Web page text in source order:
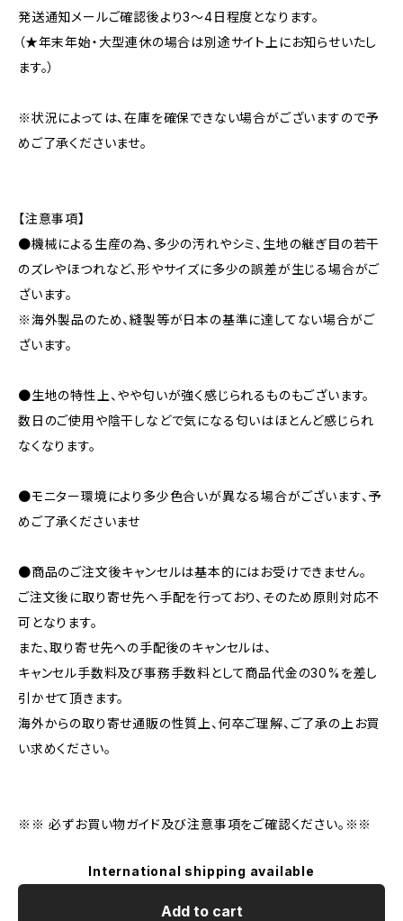
発送通知メールご確認後より3～4日程度となります。
（★年末年始・大型連休の場合は別途サイト上にお知らせいたし
ます。）
※状況によっては、在庫を確保できない場合がございますので予
めご了承くださいませ。
【注意事項】
●機械による生産の為、多少の汚れやシミ、生地の継ぎ目の若干
のズレやほつれなど、形やサイズに多少の誤差が生じる場合がご
ざいます。
※海外製品のため、縫製等が日本の基準に達してない場合がご
ざいます。
●生地の特性上、やや匂いが強く感じられるものもございます。
数日のご使用や陰干しなどで気になる匂いはほとんど感じられ
なくなります。
●モニター環境により多少色合いが異なる場合がございます、予
めご了承くださいませ
●商品のご注文後キャンセルは基本的にはお受けできません。
ご注文後に取り寄せ先へ手配を行っており、そのため原則対応不
可となります。
また、取り寄せ先への手配後のキャンセルは、
キャンセル手数料及び事務手数料として商品代金の30%を差し
引かせて頂きます。
海外からの取り寄せ通販の性質上、何卒ご理解、ご了承の上お買
い求めください。
※※ 必ずお買い物ガイド及び注意事項をご確認ください。※※
International shipping available
Add to cart